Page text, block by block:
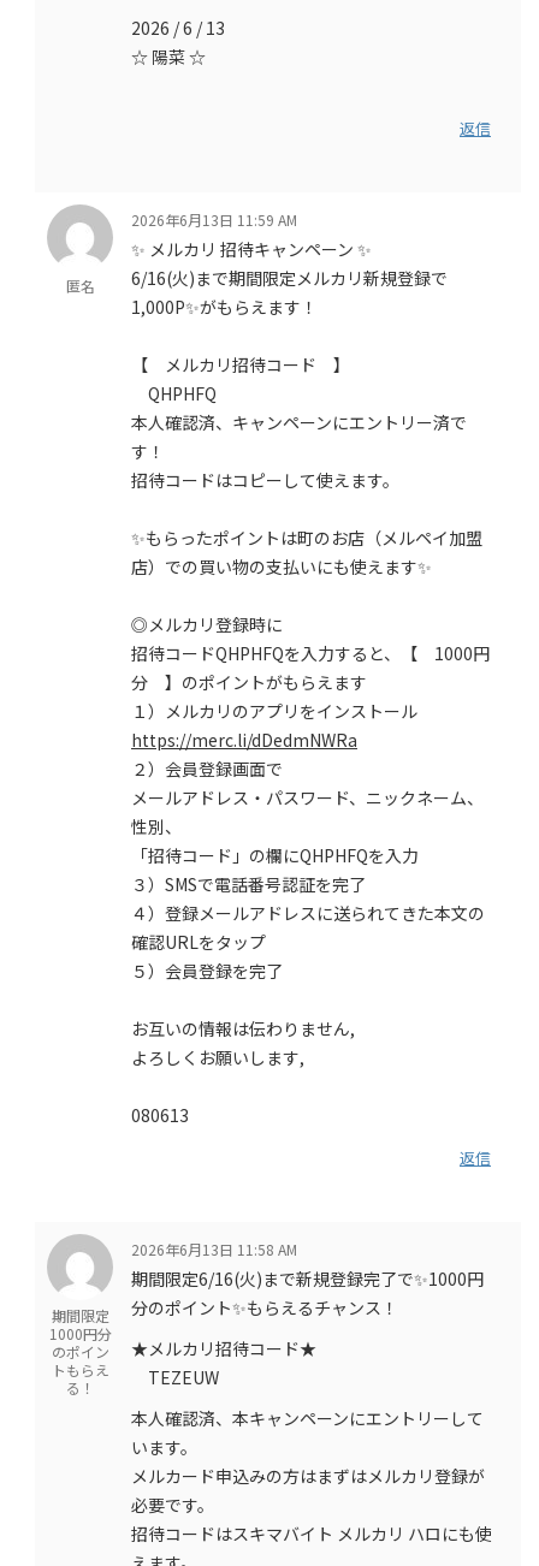
2026 / 6 / 13
☆ 陽菜 ☆
返信
匿名
2026年6月13日 11:59 AM
✨ メルカリ 招待キャンペーン ✨
6/16(火)まで期間限定メルカリ新規登録で
1,000P✨がもらえます！
【 メルカリ招待コード 】
QHPHFQ
本人確認済、キャンペーンにエントリー済で
す！
招待コードはコピーして使えます。
✨もらったポイントは町のお店（メルペイ加盟
店）での買い物の支払いにも使えます✨
◎メルカリ登録時に
招待コードQHPHFQを入力すると、【 1000円
分 】のポイントがもらえます
１）メルカリのアプリをインストール
https://merc.li/dDedmNWRa
２）会員登録画面で
メールアドレス・パスワード、ニックネーム、
性別、
「招待コード」の欄にQHPHFQを入力
３）SMSで電話番号認証を完了
４）登録メールアドレスに送られてきた本文の
確認URLをタップ
５）会員登録を完了
お互いの情報は伝わりません,
よろしくお願いします,
080613
返信
期間限定
1000円分
のポイン
トもらえ
る！
2026年6月13日 11:58 AM
期間限定6/16(火)まで新規登録完了で✨1000円
分のポイント✨もらえるチャンス！
★メルカリ招待コード★
TEZEUW
本人確認済、本キャンペーンにエントリーして
います。
メルカード申込みの方はまずはメルカリ登録が
必要です。
招待コードはスキマバイト メルカリ ハロにも使